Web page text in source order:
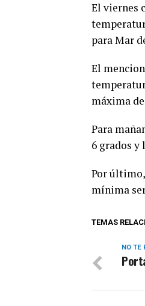
El viernes
para Mar
El
máxima de
Para
6 grados y
Por
mínima
TEMAS
NO TE